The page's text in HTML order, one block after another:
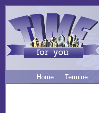
Home Termine